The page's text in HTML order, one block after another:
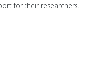
for their researchers.